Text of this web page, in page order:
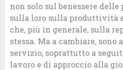
non solo sul benessere delle
sulla loro sulla produttività
che, più in generale, sulla
stessa. Ma a cambiare,
servizio, soprattutto a
lavoro e di approccio alla